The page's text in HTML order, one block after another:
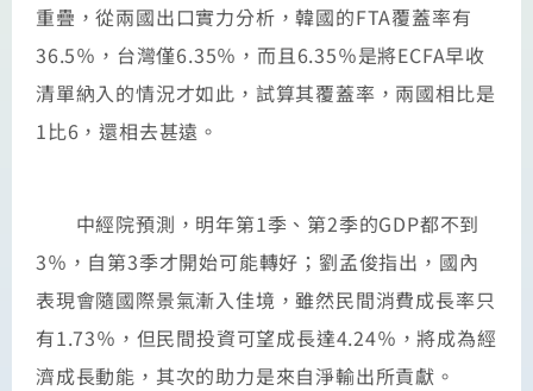
重疊，從兩國出口實力分析，韓國的FTA覆蓋率有
36.5％，台灣僅6.35％，而且6.35％是將ECFA早收
清單納入的情況才如此，試算其覆蓋率，兩國相比是
1比6，還相去甚遠。
中經院預測，明年第1季、第2季的GDP都不到
3％，自第3季才開始可能轉好；劉孟俊指出，國內
表現會隨國際景氣漸入佳境，雖然民間消費成長率只
有1.73％，但民間投資可望成長達4.24％，將成為經
濟成長動能，其次的助力是來自淨輸出所貢獻。